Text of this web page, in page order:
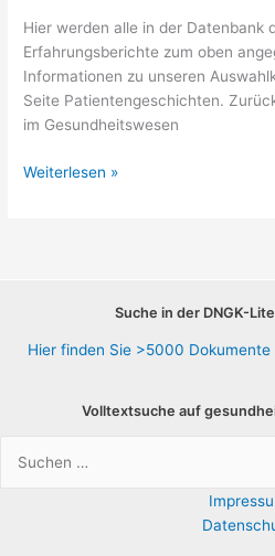
Hier werden alle in der Datenbank
Erfahrungsberichte zum oben
Informationen zu unseren
Seite Patientengeschichten.
im Gesundheitswesen
Seltene
Weiterlesen »
Suche in der DNGK-
Hier finden Sie >5000
Volltextsuche auf
nach: